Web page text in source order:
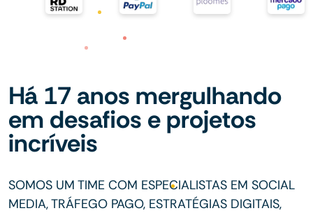
Há 17 anos mergulhando
em desafios e projetos
incríveis
SOMOS UM TIME COM ESPECIALISTAS EM SOCIAL
MEDIA, TRÁFEGO PAGO, ESTRATÉGIAS DIGITAIS,